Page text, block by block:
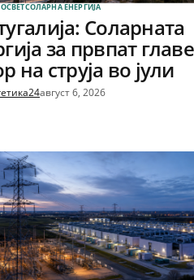
СВЕТСОЛАРНА EНЕРГИЈА
Соларната
за првпат
на струја во јули
август 6, 2026